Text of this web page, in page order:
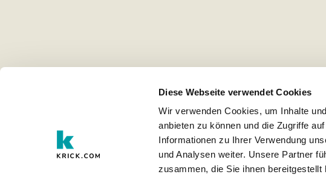
Diese Webseite verwendet Cookies
Wir verwenden Cookies, um Inhalte
anbieten zu können und die Zugriffe
Informationen zu Ihrer Verwendung
und Analysen weiter. Unsere Partner
zusammen, die Sie ihnen